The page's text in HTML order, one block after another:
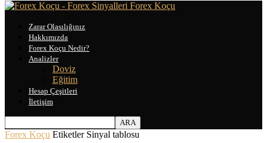
Forex Koçu
Zarar Olasılığınız
Hakkımızda
Forex Koçu Nedir?
Analizler
Doviz
Eğitim
Hesap Çeşitleri
İletişim
Forex Koçu Etiketler Sinyal tablosu